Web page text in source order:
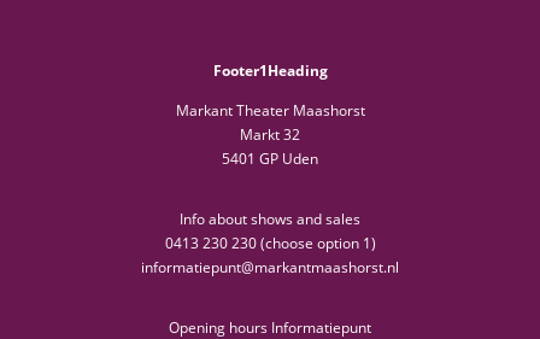
Footer1Heading
Markant Theater Maashorst
Markt 32
5401 GP Uden
Info about shows and sales
0413 230 230 (choose option 1)
informatiepunt@markantmaashorst.nl
Opening hours Informatiepunt